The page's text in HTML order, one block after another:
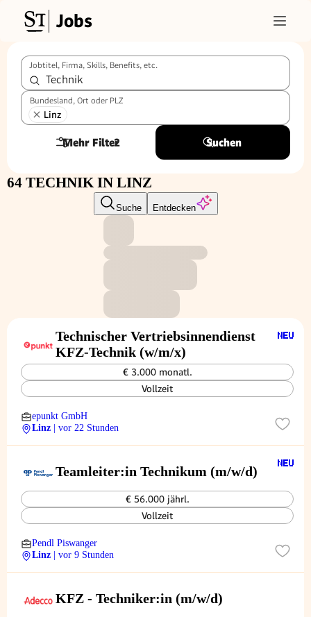
Jobs
Jobtitel, Firma, Skills, Benefits, etc.
Bundesland, Ort oder PLZ
Linz
Mehr Filter
2 Suchen
64 TECHNIK IN LINZ
Suche Entdecken
Technischer Vertriebsinnendienst
KFZ-Technik (w/m/x)
€ 3.000 monatl.
Vollzeit
epunkt GmbH
Linz
| vor 22 Stunden
Teamleiter:in Technikum (m/w/d)
€ 56.000 jährl.
Vollzeit
Pendl Piswanger
Linz
| vor 9 Stunden
KFZ - Techniker:in (m/w/d)